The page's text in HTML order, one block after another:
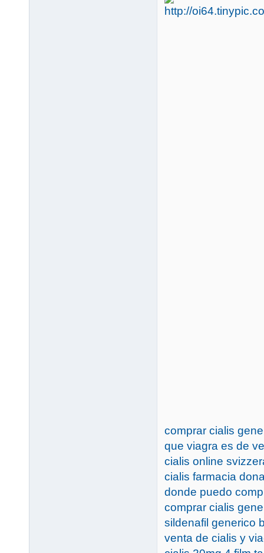
comprar cialis
que viagra es de
cialis online
cialis farmacia
donde puedo
comprar cialis
sildenafil generico
venta de cialis y